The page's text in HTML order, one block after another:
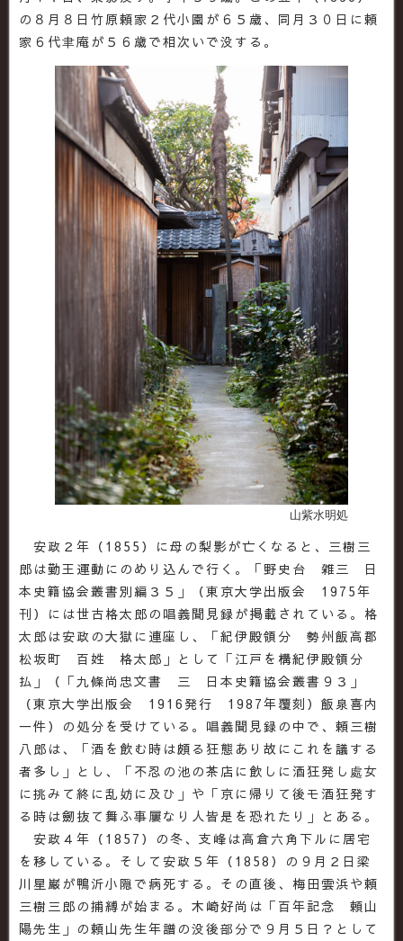
の８月８日竹原頼家２代小園が６５歳、同月３０日に頼
家６代聿庵が５６歳で相次いで没する。
山紫水明処
安政２年（1855）に母の梨影が亡くなると、三樹三
郎は勤王運動にのめり込んで行く。「野史台 雑三 日
本史籍協会叢書別編３５」（東京大学出版会 1975年
刊）には世古格太郎の唱義聞見録が掲載されている。格
太郎は安政の大獄に連座し、「紀伊殿領分 勢州飯高郡
松坂町 百姓 格太郎」として「江戸を構紀伊殿領分
払」（「九條尚忠文書 三 日本史籍協会叢書９３」
（東京大学出版会 1916発行 1987年覆刻）飯泉喜内
一件）の処分を受けている。唱義聞見録の中で、頼三樹
八郎は、「酒を飲む時は頗る狂態あり故にこれを議する
者多し」とし、「不忍の池の茶店に飲しに酒狂発し處女
に挑みて終に乱妨に及ひ」や「京に帰りて後モ酒狂発す
る時は劒抜て舞ふ事屢なり人皆是を恐れたり」とある。
安政４年（1857）の冬、支峰は高倉六角下ルに居宅
を移している。そして安政５年（1858）の９月２日梁
川星巌が鴨沂小隠で病死する。その直後、梅田雲浜や頼
三樹三郎の捕縛が始まる。木崎好尚は「百年記念 頼山
陽先生」の頼山先生年譜の没後部分で９月５日？として